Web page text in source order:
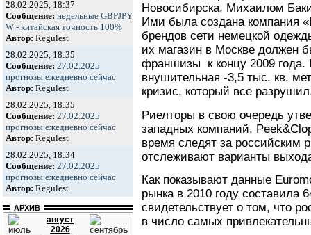
28.02.2025, 18:37
Сообщение: недельные GBPJPY
W - китайская точность 100%
Автор: Regulest
28.02.2025, 18:35
Сообщение: 27.02.2025
прогнозы ежедневно сейчас
Автор: Regulest
28.02.2025, 18:35
Сообщение: 27.02.2025
прогнозы ежедневно сейчас
Автор: Regulest
28.02.2025, 18:34
Сообщение: 27.02.2025
прогнозы ежедневно сейчас
Автор: Regulest
АРХИВ
август
2026
Новосибирска, Михаилом
Ими была создана компания
брендов сети немецкой
их магазин в Москве должен
франшизы к концу 2009
внушительная -3,5 тыс. кв.
кризис, который все
Риелторы в свою очередь
западных компаний,
время следят за
отслеживают варианты
Как показывают данные
рынка в 2010 году составила
свидетельствует о том, что
в число самых